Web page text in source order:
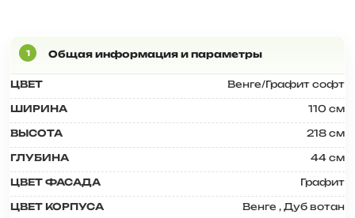
ЦВЕТ Венге/Графит софт
ШИРИНА 110 см
ВЫСОТА 218 см
ГЛУБИНА 44 см
ЦВЕТ ФАСАДА Графит
ЦВЕТ КОРПУСА Венге , Дуб вотан